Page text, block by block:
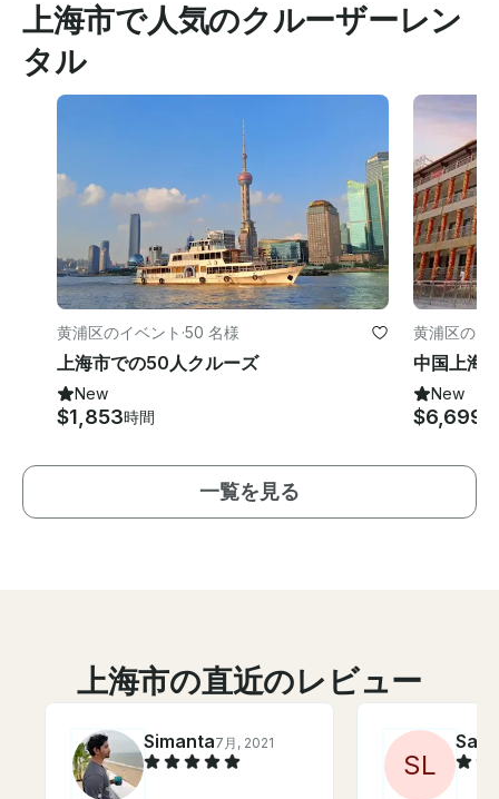
上海市で人気のクルーザーレン
タル
黄浦区のイベント ·50 名様
上海市での50人クルーズ
New
$1,853時間
黄浦区のイ
New
$6,699
一覧を見る
上海市の直近のレビュー
Simanta7月, 2021
SL
Sam